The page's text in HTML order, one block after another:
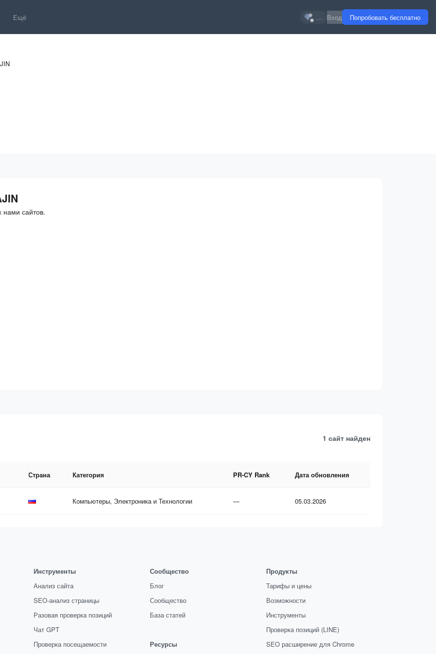
Ещё ... Вход Попробовать бесплатно
нами сайтов.
1 сайт найден
Страна Категория PR-CY Rank Дата обновления
Компьютеры, Электроника и Технологии — 05.03.2026
Инструменты
Анализ сайта
SEO-анализ страницы
Разовая проверка позиций
Чат GPT
Проверка посещаемости
Сообщество
Блог
Сообщество
База статей
Ресурсы
Продукты
Тарифы и цены
Возможности
Инструменты
Проверка позиций (LINE)
SEO расширение для Chrome